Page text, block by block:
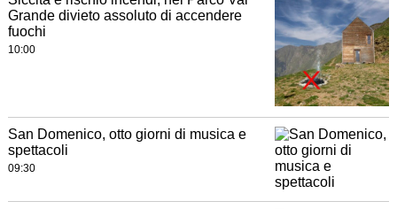
Grande divieto assoluto di accendere
fuochi
10:00
San Domenico, otto giorni di musica e
spettacoli
09:30